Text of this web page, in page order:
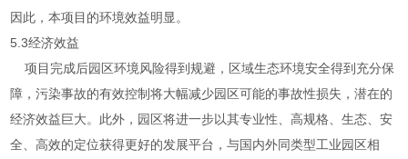
因此，本项目的环境效益明显。
5.3经济效益
项目完成后园区环境风险得到规避，区域生态环境安全得到充分保
障，污染事故的有效控制将大幅减少园区可能的事故性损失，潜在的
经济效益巨大。此外，园区将进一步以其专业性、高规格、生态、安
全、高效的定位获得更好的发展平台，与国内外同类型工业园区相